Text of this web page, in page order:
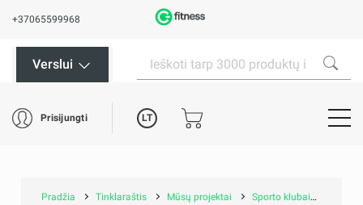
+37065599968
Verslui
Prisijungti LT
Pradžia Tinklaraštis Mūsų projektai Sporto klubai